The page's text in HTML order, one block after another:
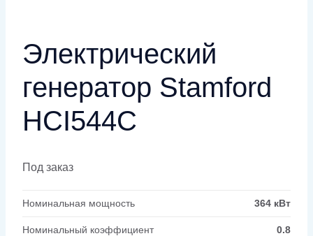
Электрический
генератор Stamford
HCI544C
Под заказ
Номинальная мощность 364 кВт
Номинальный коэффициент
0.8